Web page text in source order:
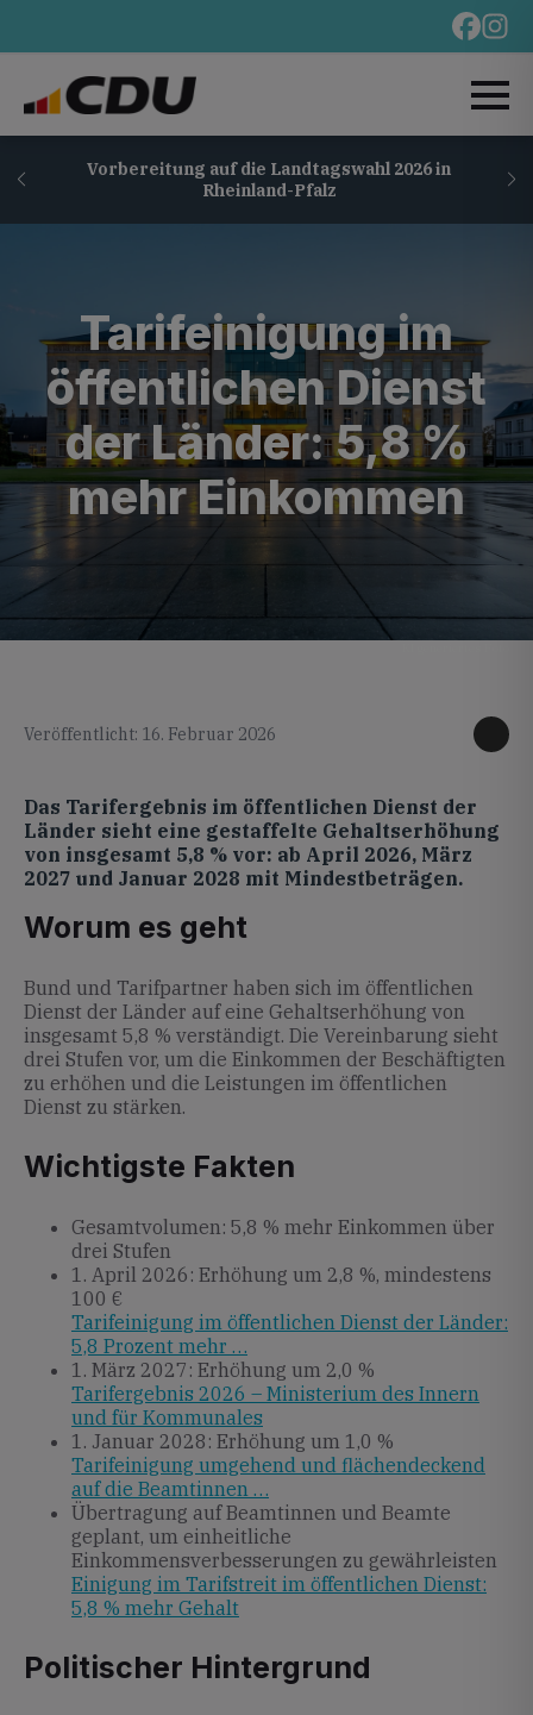
Vorbereitung auf die Landtagswahl 2026 in
Rheinland-Pfalz
Tarifeinigung im
öffentlichen Dienst
der Länder: 5,8 %
mehr Einkommen
Veröffentlicht: 16. Februar 2026
Das Tarifergebnis im öffentlichen Dienst der
Länder sieht eine gestaffelte Gehaltserhöhung
von insgesamt 5,8 % vor: ab April 2026, März
2027 und Januar 2028 mit Mindestbeträgen.
Worum es geht
Bund und Tarifpartner haben sich im öffentlichen
Dienst der Länder auf eine Gehaltserhöhung von
insgesamt 5,8 % verständigt. Die Vereinbarung sieht
drei Stufen vor, um die Einkommen der Beschäftigten
zu erhöhen und die Leistungen im öffentlichen
Dienst zu stärken.
Wichtigste Fakten
Gesamtvolumen: 5,8 % mehr Einkommen über
drei Stufen
1. April 2026: Erhöhung um 2,8 %, mindestens
100 €
Tarifeinigung im öffentlichen Dienst der Länder:
5,8 Prozent mehr …
1. März 2027: Erhöhung um 2,0 %
Tarifergebnis 2026 – Ministerium des Innern
und für Kommunales
1. Januar 2028: Erhöhung um 1,0 %
Tarifeinigung umgehend und flächendeckend
auf die Beamtinnen …
Übertragung auf Beamtinnen und Beamte
geplant, um einheitliche
Einkommensverbesserungen zu gewährleisten
Einigung im Tarifstreit im öffentlichen Dienst:
5,8 % mehr Gehalt
Politischer Hintergrund